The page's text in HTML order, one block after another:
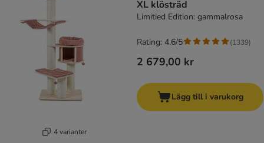
4 varianter
XL klösträd
Limitied Edition: gammalrosa
2 679,00 kr
Rating: 4.6/5 (1339)
Lägg till i varukorg